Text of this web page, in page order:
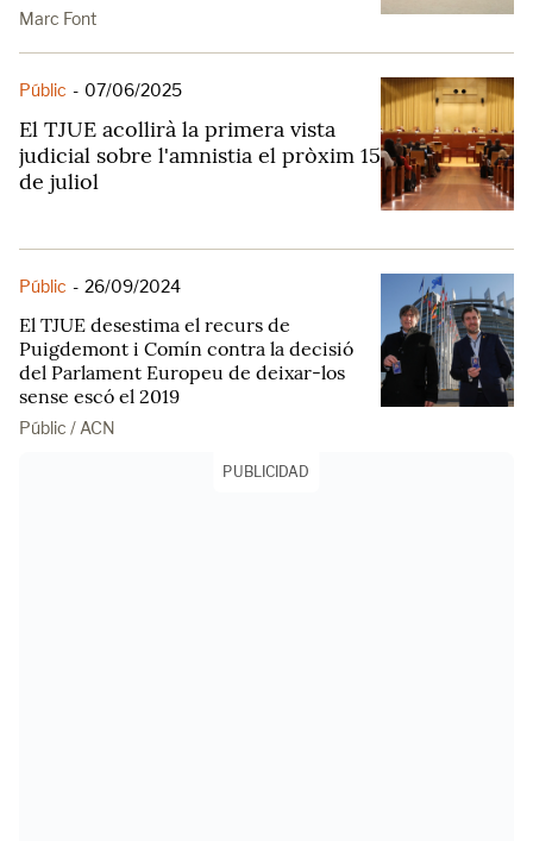
Marc Font
Públic - 07/06/2025
El TJUE acollirà la primera vista
judicial sobre l'amnistia el pròxim 15
de juliol
Públic - 26/09/2024
El TJUE desestima el recurs de
Puigdemont i Comín contra la decisió
del Parlament Europeu de deixar-los
sense escó el 2019
Públic / ACN
PUBLICIDAD